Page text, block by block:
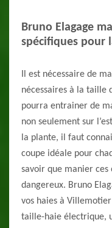
Bruno Elagage
spécifiques pour
Il est nécessaire de
nécessaires à la taille
pourra entrainer de
non seulement sur
la plante, il faut
coupe idéale pour
savoir que manier ces
dangereux. Bruno
vos haies à
taille-haie électrique,